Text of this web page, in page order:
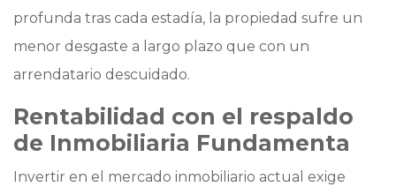
profunda tras cada estadía, la propiedad sufre un
menor desgaste a largo plazo que con un
arrendatario descuidado.
Rentabilidad con el respaldo
de Inmobiliaria Fundamenta
Invertir en el mercado inmobiliario actual exige